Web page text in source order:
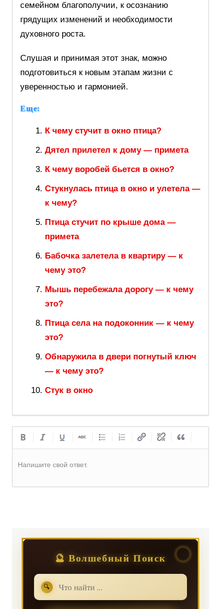
семейном благополучии, к осознанию
грядущих изменений и необходимости
духовного роста.
Слушая и принимая этот знак, можно
подготовиться к новым этапам жизни с
уверенностью и гармонией.
Еще:
К чему стучит в окно птица?
Дятел прилетел к дому — примета
К чему воробей бьется в окно?
Стукнулась птица в окно и улетела —
к чему?
Птица стучит по крыше дома —
примета
Бабочка залетела в квартиру — к
чему это?
Мышь перебежала дорогу — к чему
это?
Птица села на подоконник — к чему
это?
Обнаружила в двери погнутый ключ
— к чему это?
Стук в окно
Напишите свой ответ.
🔮 Волшебный Поиск
🔍